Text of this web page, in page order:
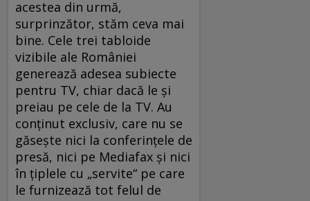
acestea din urmă,
surprinzător, stăm ceva mai
bine. Cele trei tabloide
vizibile ale României
generează adesea subiecte
pentru TV, chiar dacă le şi
preiau pe cele de la TV. Au
conţinut exclusiv, care nu se
găseşte nici la conferinţele de
presă, nici pe Mediafax şi nici
în ţiplele cu „servite“ pe care
le furnizează tot felul de